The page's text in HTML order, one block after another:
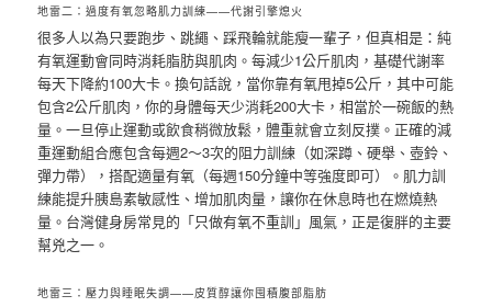
地雷二：過度有氧忽略肌力訓練——代謝引擎熄火
很多人以為只要跑步、跳繩、踩飛輪就能瘦一輩子，但真相是：純
有氧運動會同時消耗脂肪與肌肉。每減少1公斤肌肉，基礎代謝率
每天下降約100大卡。換句話說，當你靠有氧甩掉5公斤，其中可能
包含2公斤肌肉，你的身體每天少消耗200大卡，相當於一碗飯的熱
量。一旦停止運動或飲食稍微放鬆，體重就會立刻反撲。正確的減
重運動組合應包含每週2～3次的阻力訓練（如深蹲、硬舉、壺鈴、
彈力帶），搭配適量有氧（每週150分鐘中等強度即可）。肌力訓
練能提升胰島素敏感性、增加肌肉量，讓你在休息時也在燃燒熱
量。台灣健身房常見的「只做有氧不重訓」風氣，正是復胖的主要
幫兇之一。
地雷三：壓力與睡眠失調——皮質醇讓你囤積腹部脂肪